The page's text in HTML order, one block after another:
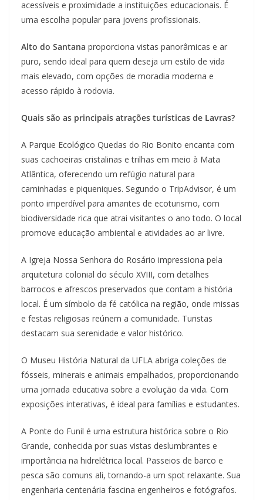
acessíveis e proximidade a instituições educacionais. É
uma escolha popular para jovens profissionais.
Alto do Santana proporciona vistas panorâmicas e ar
puro, sendo ideal para quem deseja um estilo de vida
mais elevado, com opções de moradia moderna e
acesso rápido à rodovia.
Quais são as principais atrações turísticas de Lavras?
A Parque Ecológico Quedas do Rio Bonito encanta com
suas cachoeiras cristalinas e trilhas em meio à Mata
Atlântica, oferecendo um refúgio natural para
caminhadas e piqueniques. Segundo o TripAdvisor, é um
ponto imperdível para amantes de ecoturismo, com
biodiversidade rica que atrai visitantes o ano todo. O local
promove educação ambiental e atividades ao ar livre.
A Igreja Nossa Senhora do Rosário impressiona pela
arquitetura colonial do século XVIII, com detalhes
barrocos e afrescos preservados que contam a história
local. É um símbolo da fé católica na região, onde missas
e festas religiosas reúnem a comunidade. Turistas
destacam sua serenidade e valor histórico.
O Museu História Natural da UFLA abriga coleções de
fósseis, minerais e animais empalhados, proporcionando
uma jornada educativa sobre a evolução da vida. Com
exposições interativas, é ideal para famílias e estudantes.
A Ponte do Funil é uma estrutura histórica sobre o Rio
Grande, conhecida por suas vistas deslumbrantes e
importância na hidrelétrica local. Passeios de barco e
pesca são comuns ali, tornando-a um spot relaxante. Sua
engenharia centenária fascina engenheiros e fotógrafos.